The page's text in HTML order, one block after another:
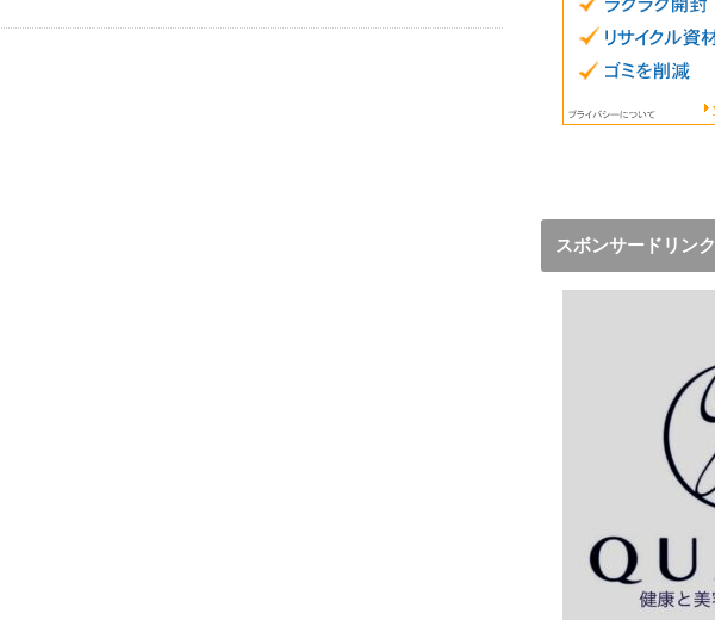
スボンサードリンク